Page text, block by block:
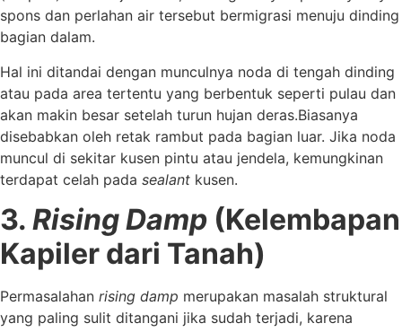
spons dan perlahan air tersebut bermigrasi menuju dinding
bagian dalam.
Hal ini ditandai dengan munculnya noda di tengah dinding
atau pada area tertentu yang berbentuk seperti pulau dan
akan makin besar setelah turun hujan deras.Biasanya
disebabkan oleh retak rambut pada bagian luar. Jika noda
muncul di sekitar kusen pintu atau jendela, kemungkinan
terdapat celah pada sealant kusen.
3. Rising Damp (Kelembapan
Kapiler dari Tanah)
Permasalahan rising damp merupakan masalah struktural
yang paling sulit ditangani jika sudah terjadi, karena